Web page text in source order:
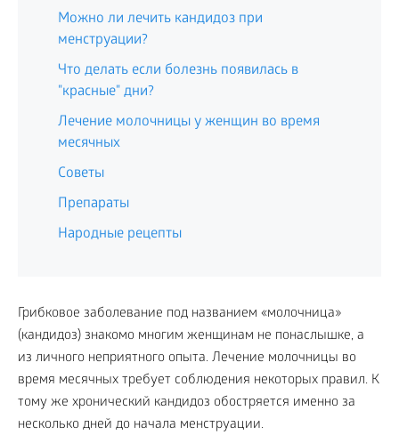
Можно ли лечить кандидоз при
менструации?
Что делать если болезнь появилась в
"красные" дни?
Лечение молочницы у женщин во время
месячных
Советы
Препараты
Народные рецепты
Грибковое заболевание под названием «молочница»
(кандидоз) знакомо многим женщинам не понаслышке, а
из личного неприятного опыта. Лечение молочницы во
время месячных требует соблюдения некоторых правил. К
тому же хронический кандидоз обостряется именно за
несколько дней до начала менструации.